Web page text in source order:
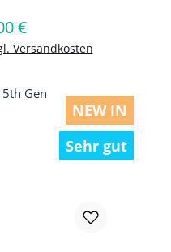
Preis:
€
Versandkosten
NEW IN
Sehr gut